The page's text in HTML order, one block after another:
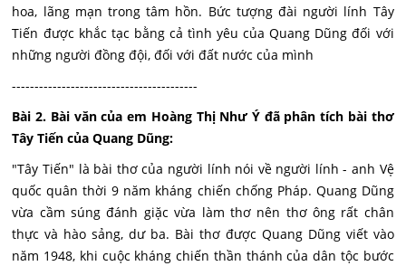
hoa, lãng mạn trong tâm hồn. Bức tượng đài người lính Tây
Tiến được khắc tạc bằng cả tình yêu của Quang Dũng đối với
những người đồng đội, đối với đất nước của mình
-----------------------------------------
Bài 2. Bài văn của em Hoàng Thị Như Ý đã phân tích bài thơ
Tây Tiến của Quang Dũng:
"Tây Tiến" là bài thơ của người lính nói về người lính - anh Vệ
quốc quân thời 9 năm kháng chiến chống Pháp. Quang Dũng
vừa cầm súng đánh giặc vừa làm thơ nên thơ ông rất chân
thực và hào sảng, dư ba. Bài thơ được Quang Dũng viết vào
năm 1948, khi cuộc kháng chiến thần thánh của dân tộc bước